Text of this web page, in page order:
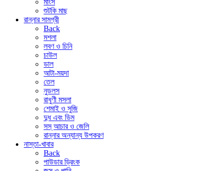
শুটকি মাছ
রান্নার সামগ্রী
Back
মশলা
লবণ ও চিনি
চাউল
ডাল
আটা-ময়দা
তেল
নুডলস
রাধুণী মসলা
শেমাই ও সুজি
দুধ এবং ডিম
সস্ আচার ও জেলি
রান্নার অন্যান্য উপকরণ
নাস্তা-খাবার
Back
পাউডার ড্রিংক